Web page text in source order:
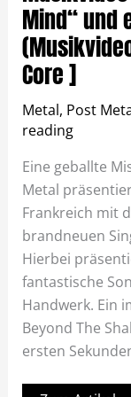
Mind“ und
Core ]
Metal, Post
reading
Eine geballte
Metal
Frankreich mit
brandneuen
Hierbei
fantastische
Handwerk. Ein
Beyond The
ersten